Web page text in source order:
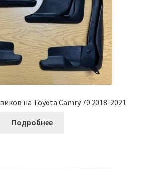
на Toyota Camry 70 2018-2021
Подробнее